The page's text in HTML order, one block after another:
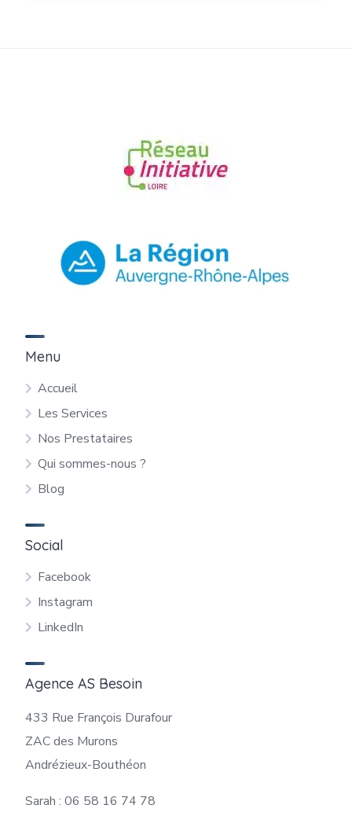
Menu
Accueil
Les Services
Nos Prestataires
Qui sommes-nous ?
Blog
Social
Facebook
Instagram
LinkedIn
Agence AS Besoin
433 Rue François Durafour
ZAC des Murons
Andrézieux-Bouthéon
Sarah : 06 58 16 74 78